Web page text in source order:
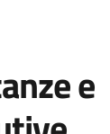
e